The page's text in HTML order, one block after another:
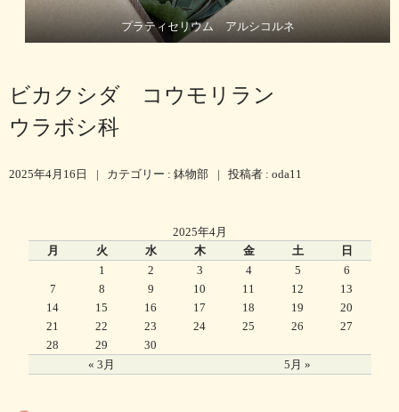
プラティセリウム アルシコルネ
ビカクシダ コウモリラン
ウラボシ科
2025年4月16日 | カテゴリー : 鉢物部 | 投稿者 : oda11
2025年4月
月
火 水 木 金 土 日
« 3月 5月 »
1 2 3 4 5
6
7
8 9 10 11 12
13
14
15 16 17 18 19
20
21
22 23 24 25 26
27
28
29 30